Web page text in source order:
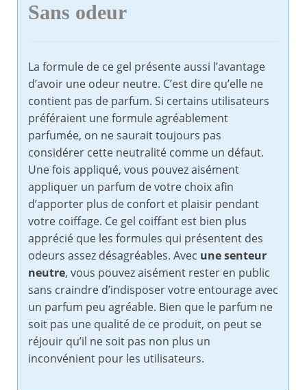
Sans odeur
La formule de ce gel présente aussi l’avantage
d’avoir une odeur neutre. C’est dire qu’elle ne
contient pas de parfum. Si certains utilisateurs
préféraient une formule agréablement
parfumée, on ne saurait toujours pas
considérer cette neutralité comme un défaut.
Une fois appliqué, vous pouvez aisément
appliquer un parfum de votre choix afin
d’apporter plus de confort et plaisir pendant
votre coiffage. Ce gel coiffant est bien plus
apprécié que les formules qui présentent des
odeurs assez désagréables. Avec une senteur
neutre, vous pouvez aisément rester en public
sans craindre d’indisposer votre entourage avec
un parfum peu agréable. Bien que le parfum ne
soit pas une qualité de ce produit, on peut se
réjouir qu’il ne soit pas non plus un
inconvénient pour les utilisateurs.